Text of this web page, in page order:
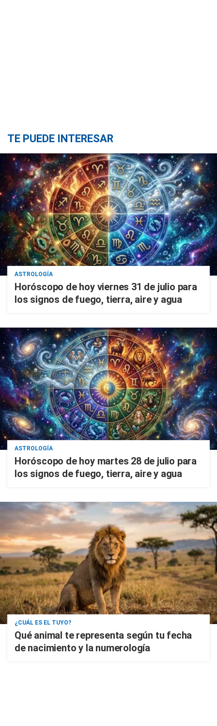
TE PUEDE INTERESAR
ASTROLOGÍA
Horóscopo de hoy viernes 31 de julio para
los signos de fuego, tierra, aire y agua
ASTROLOGÍA
Horóscopo de hoy martes 28 de julio para
los signos de fuego, tierra, aire y agua
¿CUÁL ES EL TUYO?
Qué animal te representa según tu fecha
de nacimiento y la numerología